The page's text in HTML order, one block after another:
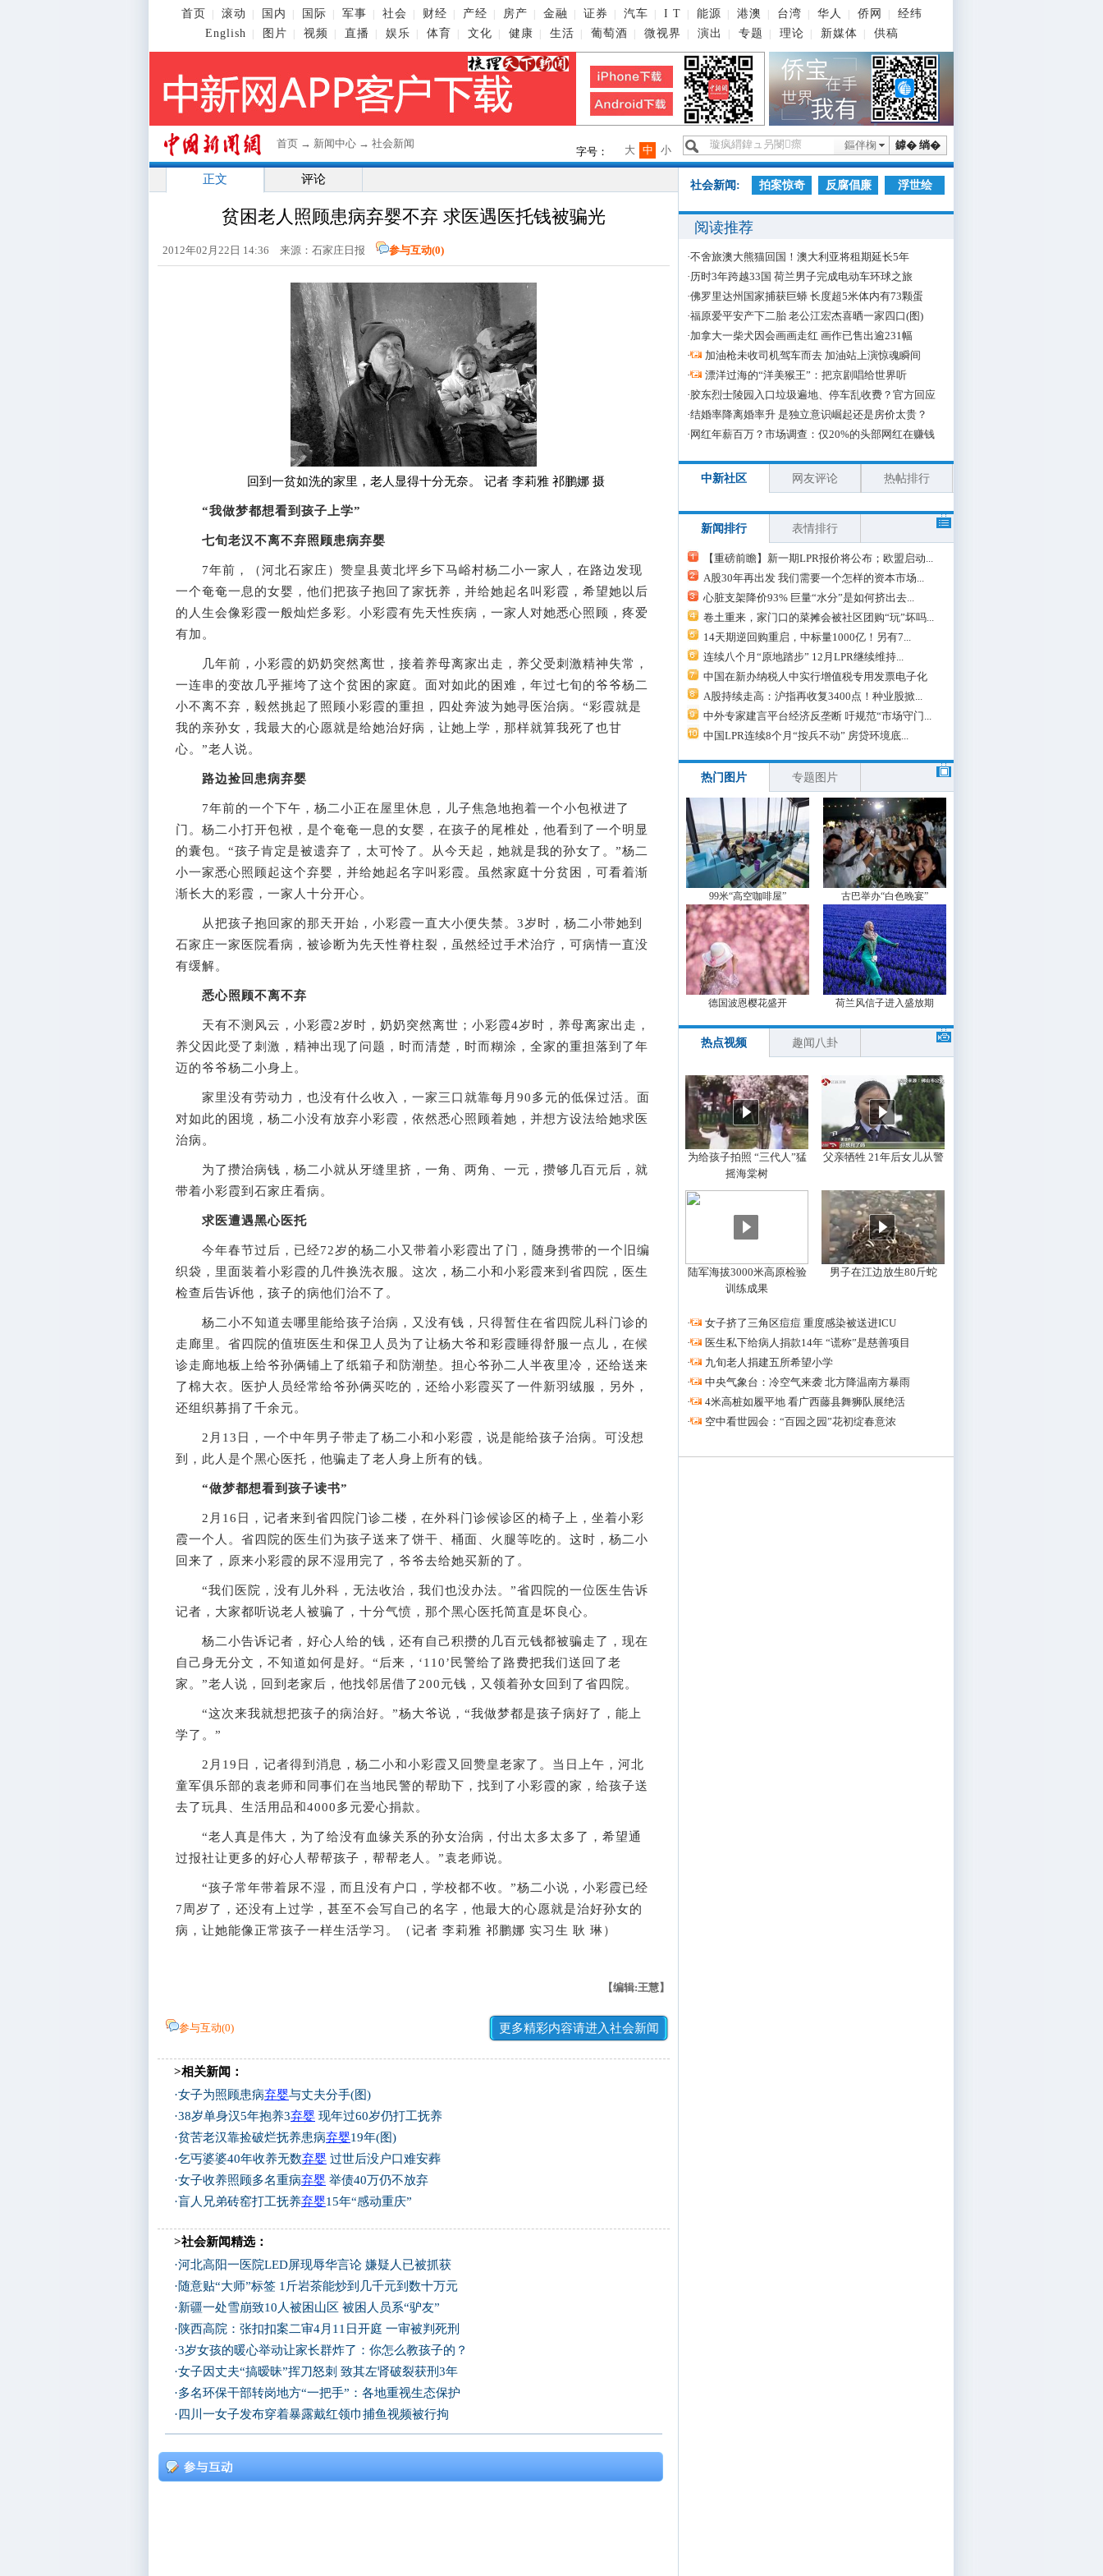
首页 滚动 国内 国际 军事 社会 财经 产经 房产 金融 证券 汽车 I T 能源 港澳 台湾 华人 侨网
经纬
English
图片 视频 直播 娱乐 体育 文化 健康 生活 葡萄酒 微视界 演出 专题 理论 新媒体 供稿
首页 → 新闻中心 → 社会新闻 鎼� 绱�
鏂伴椈
字号： 小
中
大
正文 评论
贫困老人照顾患病弃婴不弃 求医遇医托钱被骗光
2012年02月22日 14:36 来源：石家庄日报 参与互动(0)
回到一贫如洗的家里，老人显得十分无奈。 记者 李莉雅 祁鹏娜 摄
“我做梦都想看到孩子上学”
七旬老汉不离不弃照顾患病弃婴
7年前，（河北石家庄）赞皇县黄北坪乡下马峪村杨二小一家人，在路边发现
一个奄奄一息的女婴，他们把孩子抱回了家抚养，并给她起名叫彩霞，希望她以后
的人生会像彩霞一般灿烂多彩。小彩霞有先天性疾病，一家人对她悉心照顾，疼爱
有加。
几年前，小彩霞的奶奶突然离世，接着养母离家出走，养父受刺激精神失常，
一连串的变故几乎摧垮了这个贫困的家庭。面对如此的困难，年过七旬的爷爷杨二
小不离不弃，毅然挑起了照顾小彩霞的重担，四处奔波为她寻医治病。“彩霞就是
我的亲孙女，我最大的心愿就是给她治好病，让她上学，那样就算我死了也甘
心。”老人说。
路边捡回患病弃婴
7年前的一个下午，杨二小正在屋里休息，儿子焦急地抱着一个小包袱进了
门。杨二小打开包袱，是个奄奄一息的女婴，在孩子的尾椎处，他看到了一个明显
的囊包。“孩子肯定是被遗弃了，太可怜了。从今天起，她就是我的孙女了。”杨二
小一家悉心照顾起这个弃婴，并给她起名字叫彩霞。虽然家庭十分贫困，可看着渐
渐长大的彩霞，一家人十分开心。
从把孩子抱回家的那天开始，小彩霞一直大小便失禁。3岁时，杨二小带她到
石家庄一家医院看病，被诊断为先天性脊柱裂，虽然经过手术治疗，可病情一直没
有缓解。
悉心照顾不离不弃
天有不测风云，小彩霞2岁时，奶奶突然离世；小彩霞4岁时，养母离家出走，
养父因此受了刺激，精神出现了问题，时而清楚，时而糊涂，全家的重担落到了年
迈的爷爷杨二小身上。
家里没有劳动力，也没有什么收入，一家三口就靠每月90多元的低保过活。面
对如此的困境，杨二小没有放弃小彩霞，依然悉心照顾着她，并想方设法给她求医
治病。
为了攒治病钱，杨二小就从牙缝里挤，一角、两角、一元，攒够几百元后，就
带着小彩霞到石家庄看病。
求医遭遇黑心医托
今年春节过后，已经72岁的杨二小又带着小彩霞出了门，随身携带的一个旧编
织袋，里面装着小彩霞的几件换洗衣服。这次，杨二小和小彩霞来到省四院，医生
检查后告诉他，孩子的病他们治不了。
杨二小不知道去哪里能给孩子治病，又没有钱，只得暂住在省四院儿科门诊的
走廊里。省四院的值班医生和保卫人员为了让杨大爷和彩霞睡得舒服一点儿，在候
诊走廊地板上给爷孙俩铺上了纸箱子和防潮垫。担心爷孙二人半夜里冷，还给送来
了棉大衣。医护人员经常给爷孙俩买吃的，还给小彩霞买了一件新羽绒服，另外，
还组织募捐了千余元。
2月13日，一个中年男子带走了杨二小和小彩霞，说是能给孩子治病。可没想
到，此人是个黑心医托，他骗走了老人身上所有的钱。
“做梦都想看到孩子读书”
2月16日，记者来到省四院门诊二楼，在外科门诊候诊区的椅子上，坐着小彩
霞一个人。省四院的医生们为孩子送来了饼干、桶面、火腿等吃的。这时，杨二小
回来了，原来小彩霞的尿不湿用完了，爷爷去给她买新的了。
“我们医院，没有儿外科，无法收治，我们也没办法。”省四院的一位医生告诉
记者，大家都听说老人被骗了，十分气愤，那个黑心医托简直是坏良心。
杨二小告诉记者，好心人给的钱，还有自己积攒的几百元钱都被骗走了，现在
自己身无分文，不知道如何是好。“后来，‘110’民警给了路费把我们送回了老
家。”老人说，回到老家后，他找邻居借了200元钱，又领着孙女回到了省四院。
“这次来我就想把孩子的病治好。”杨大爷说，“我做梦都是孩子病好了，能上
学了。”
2月19日，记者得到消息，杨二小和小彩霞又回赞皇老家了。当日上午，河北
童军俱乐部的袁老师和同事们在当地民警的帮助下，找到了小彩霞的家，给孩子送
去了玩具、生活用品和4000多元爱心捐款。
“老人真是伟大，为了给没有血缘关系的孙女治病，付出太多太多了，希望通
过报社让更多的好心人帮帮孩子，帮帮老人。”袁老师说。
“孩子常年带着尿不湿，而且没有户口，学校都不收。”杨二小说，小彩霞已经
7周岁了，还没有上过学，甚至不会写自己的名字，他最大的心愿就是治好孙女的
病，让她能像正常孩子一样生活学习。（记者 李莉雅 祁鹏娜 实习生 耿 琳）
【编辑:王慧】
参与互动(0) 更多精彩内容请进入社会新闻
>相关新闻：
·女子为照顾患病弃婴与丈夫分手(图)
·38岁单身汉5年抱养3弃婴 现年过60岁仍打工抚养
·贫苦老汉靠捡破烂抚养患病弃婴19年(图)
·乞丐婆婆40年收养无数弃婴 过世后没户口难安葬
·女子收养照顾多名重病弃婴 举债40万仍不放弃
·盲人兄弟砖窑打工抚养弃婴15年“感动重庆”
>社会新闻精选：
·河北高阳一医院LED屏现辱华言论 嫌疑人已被抓获
·随意贴“大师”标签 1斤岩茶能炒到几千元到数十万元
·新疆一处雪崩致10人被困山区 被困人员系“驴友”
·陕西高院：张扣扣案二审4月11日开庭 一审被判死刑
·3岁女孩的暖心举动让家长群炸了：你怎么教孩子的？
·女子因丈夫“搞暧昧”挥刀怒刺 致其左肾破裂获刑3年
·多名环保干部转岗地方“一把手”：各地重视生态保护
· 四川一女子发布穿着暴露戴红领巾捕鱼视频被行拘
社会新闻: 拍案惊奇 反腐倡廉 浮世绘
阅读推荐
·不舍旅澳大熊猫回国！澳大利亚将租期延长5年
·历时3年跨越33国 荷兰男子完成电动车环球之旅
·佛罗里达州国家捕获巨蟒 长度超5米体内有73颗蛋
·福原爱平安产下二胎 老公江宏杰喜晒一家四口(图)
·加拿大一柴犬因会画画走红 画作已售出逾231幅
·
加油枪未收司机驾车而去 加油站上演惊魂瞬间
·
漂洋过海的“洋美猴王”：把京剧唱给世界听
·胶东烈士陵园入口垃圾遍地、停车乱收费？官方回应
·结婚率降离婚率升 是独立意识崛起还是房价太贵？
· 网红年薪百万？市场调查：仅20%的头部网红在赚钱
中新社区 网友评论 热帖排行
新闻排行 表情排行
【重磅前瞻】新一期LPR报价将公布；欧盟启动...
A股30年再出发 我们需要一个怎样的资本市场...
心脏支架降价93% 巨量“水分”是如何挤出去...
卷土重来，家门口的菜摊会被社区团购“玩”坏吗...
14天期逆回购重启，中标量1000亿！另有7...
连续八个月“原地踏步” 12月LPR继续维持...
中国在新办纳税人中实行增值税专用发票电子化
A股持续走高：沪指再收复3400点！种业股掀...
中外专家建言平台经济反垄断 吁规范“市场守门...
中国LPR连续8个月“按兵不动” 房贷环境底...
热门图片 专题图片
99米“高空咖啡屋” 古巴举办“白色晚宴”
德国波恩樱花盛开 荷兰风信子进入盛放期
热点视频 趣闻八卦
为给孩子拍照 “三代人”猛
摇海棠树
父亲牺牲 21年后女儿从警
陆军海拔3000米高原检验
训练成果
男子在江边放生80斤蛇
·
女子挤了三角区痘痘 重度感染被送进ICU
·
医生私下给病人捐款14年 “谎称”是慈善项目
·
九旬老人捐建五所希望小学
·
中央气象台：冷空气来袭 北方降温南方暴雨
·
4米高桩如履平地 看广西藤县舞狮队展绝活
·
空中看世园会：“百园之园”花初绽春意浓